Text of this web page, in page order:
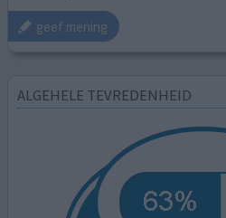
geef mening
ALGEHELE TEVREDENHEID